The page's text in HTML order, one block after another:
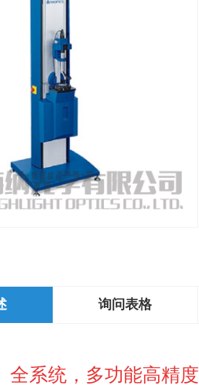
询问表格
全系统，多功能高精度